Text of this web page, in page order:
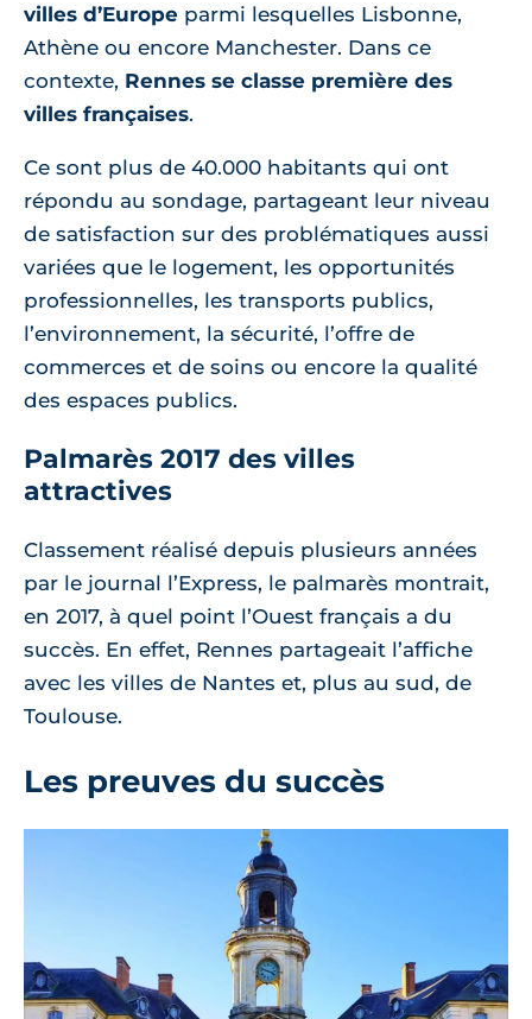
villes d’Europe parmi lesquelles Lisbonne,
Athène ou encore Manchester. Dans ce
contexte, Rennes se classe première des
villes françaises.
Ce sont plus de 40.000 habitants qui ont
répondu au sondage, partageant leur niveau
de satisfaction sur des problématiques aussi
variées que le logement, les opportunités
professionnelles, les transports publics,
l’environnement, la sécurité, l’offre de
commerces et de soins ou encore la qualité
des espaces publics.
Palmarès 2017 des villes
attractives
Classement réalisé depuis plusieurs années
par le journal l’Express, le palmarès montrait,
en 2017, à quel point l’Ouest français a du
succès. En effet, Rennes partageait l’affiche
avec les villes de Nantes et, plus au sud, de
Toulouse.
Les preuves du succès